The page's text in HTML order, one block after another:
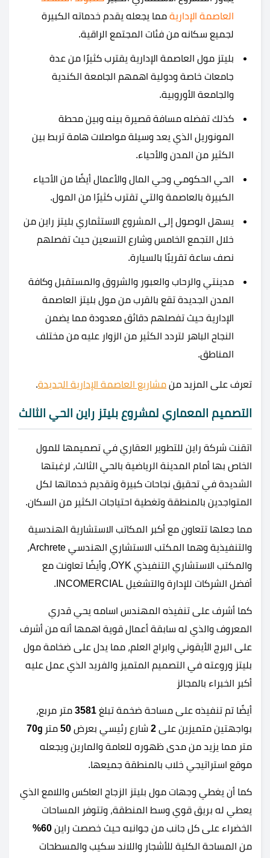
العاصمة الإدارية مما يجعله يقدم خدماته الكبيرة
لجميع سكانه من فئات المجتمع الراقية.
بليتز مول العاصمة الإدارية يقترب كثيرًا من عدة
جامعات خاصة ودولية اهمهم الجامعة الكندية
والجامعة الأوروبية.
كذلك تفضله مسافة قصيرة بينه وبين محطة
المونوريل الذي يعد وسيلة مواصلات هامة تربط بين
الكثير من المدن والأحياء.
الحي الحكومي وحي المال والأعمال أيضًا من الأحياء
الكبيرة بالعاصمة والتي تقترب كثيرًا من المول.
يسهل الوصول إلى المشروع الاستثماري بليتز راين من
خلال التجمع الخامس وشارع التسعين حيث تفصلهم
نصف ساعة تقريبًا بالسيارة.
مدينتي والرحاب والعبور والشروق والمستقبل وكافة
المدن الجديدة تقع بالقرب من مول بليتز العاصمة
الإدارية حيث تفصلهم دقائق معدودة مما يضمن
النجاح الباهر لتردد الكثير من الزوار عليه من مختلف
المناطق.
تعرف على المزيد من مشاريع العاصمة الإدارية الجديدة.
التصميم المعماري لمشروع بليتز راين الحي الثالث
اتقنت شركة راين للتطوير العقاري في تصميمها للمول
الخاص بها أمام المدينة الرياضية بالحي الثالث، لرغبتها
الشديدة في تحقيق نجاحات كبيرة وتقديم خدماتها لكل
المتواجدين بالمنطقة وتغطية احتياجات الكثير من السكان.
مما جعلها تتعاون مع أكبر المكاتب الاستشارية الهندسية
والتنفيذية وهما المكتب الاستشاري الهندسي Archrete،
والمكتب الاستشاري التنفيذي OYK، وأيضًا تعاونت مع
أفضل الشركات للإدارة والتشغيل INCOMERCIAL.
كما أشرف على تنفيذه المهندس اسامه يحي قدري
المعروف والذي له سابقة أعمال قوية اهمها أنه من أشرف
على البرج الأيقوني وابراج العلم، مما يدل على ضخامة مول
بليتز وروعته في التصميم المتميز والفريد الذي عمل عليه
أكبر الخبراء بالمجالز
أيضًا تم تنفيذه على مساحة ضخمة تبلغ 3581 متر مربع،
بواجهتين متميزين على 2 شارع رئيسي بعرض 50 متر و70
متر مما يزيد من مدى ظهوره للعامة والمارين ويجعله
موقع استراتيجي خلاب بالمنطقة جميعها.
كما أن يغطي وجهات مول بليتز الزجاج العاكس واللامع الذي
يعطي له بريق قوي وسط المنطقة، وتتوفر المساحات
الخضراء على كل جانب من جوانبه حيث خصصت راين 60%
من المساحة الكلية للأشجار واللاند سكيب والمسطحات